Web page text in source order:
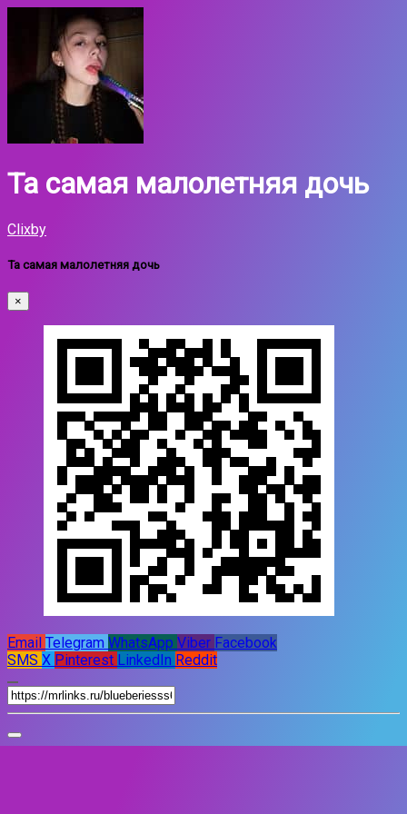
Та самая малолетняя дочь
Clixby
Та самая малолетняя дочь
×
Email Telegram WhatsApp Viber Facebook
SMS X Pinterest LinkedIn Reddit